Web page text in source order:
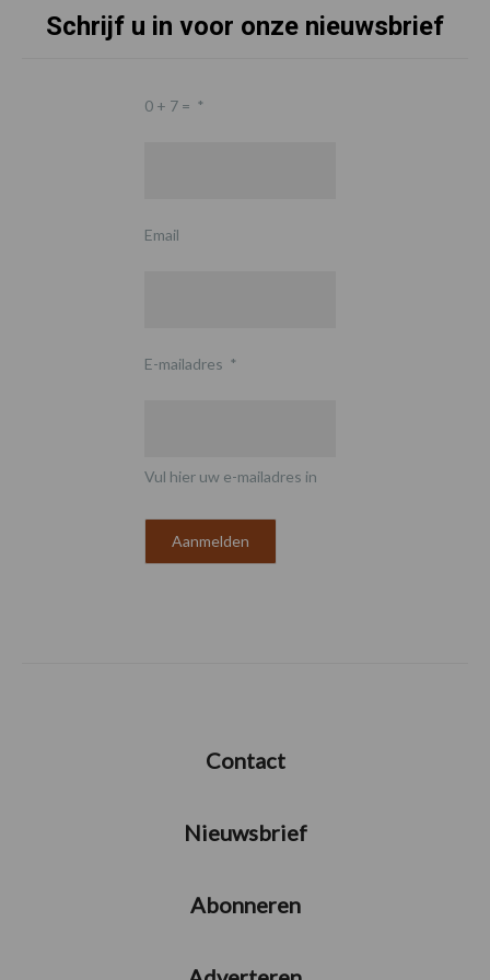
Schrijf u in voor onze nieuwsbrief
0 + 7 = *
Email
E-mailadres *
Vul hier uw e-mailadres in
Contact
Nieuwsbrief
Abonneren